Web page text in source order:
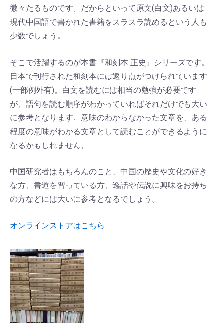
微々たるものです。だからといって原文(白文)あるいは
現代中国語で書かれた書籍をスラスラ読めるという人も
少数でしょう。
そこで活躍するのが本書『和刻本 正史』シリーズです。
日本で刊行された和刻本には返り点がつけられています
(一部例外有)。白文を読むには相当の勉強が必要です
が、語句を読む順序がわかっていればそれだけでも大い
に参考となります。意味のわからなかった文章を、ある
程度の意味がわかる文章として読むことができるように
なるかもしれません。
中国研究者はもちろんのこと、中国の歴史や文化の好き
な方、書道を習っている方、逸話や伝説に興味をお持ち
の方などには大いに参考となるでしょう。
オンラインストアはこちら